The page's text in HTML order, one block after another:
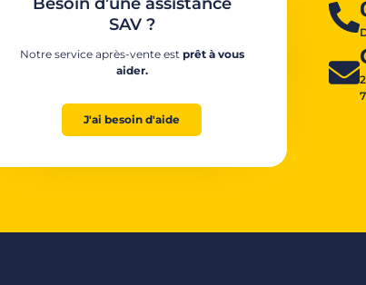
SAV ?
Notre service après-vente est prêt à vous
aider.
J'ai besoin d'aide